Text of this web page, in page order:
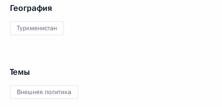
География
Туркменистан
Темы
Внешняя политика